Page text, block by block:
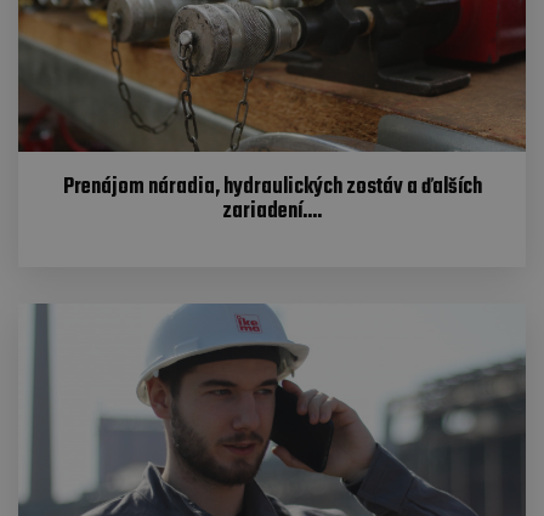
Prenájom náradia, hydraulických zostáv a ďalších
zariadení....